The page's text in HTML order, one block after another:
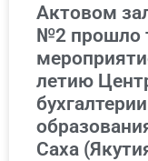
Актовом
№2 прошло
летию
Саха